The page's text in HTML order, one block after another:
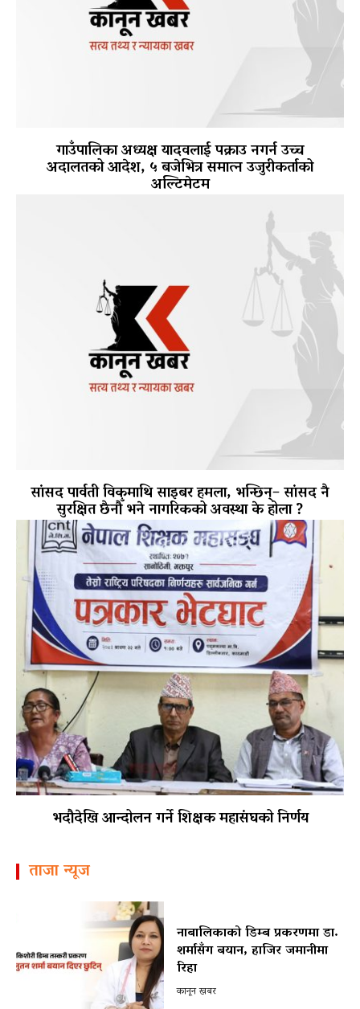
गाउँपालिका अध्यक्ष यादवलाई पक्राउ नगर्न उच्च
अदालतको आदेश, ५ बजेभित्र समात्न उजुरीकर्ताको
अल्टिमेटम
सांसद पार्वती विकमाथि साइबर हमला, भन्छिन्– सांसद नै
सुरक्षित छैनौँ भने नागरिकको अवस्था के होला ?
भदौदेखि आन्दोलन गर्ने शिक्षक महासंघको निर्णय
ताजा न्यूज
नाबालिकाको डिम्ब प्रकरणमा डा.
शर्मासँग बयान, हाजिर जमानीमा
रिहा
कानून खबर